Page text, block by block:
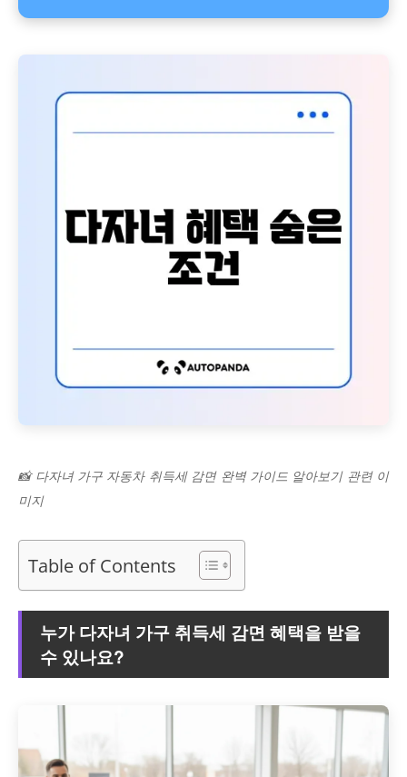
📸 다자녀 가구 자동차 취득세 감면 완벽 가이드 알아보기 관련 이
미지
Table of Contents
누가 다자녀 가구 취득세 감면 혜택을 받을
수 있나요?